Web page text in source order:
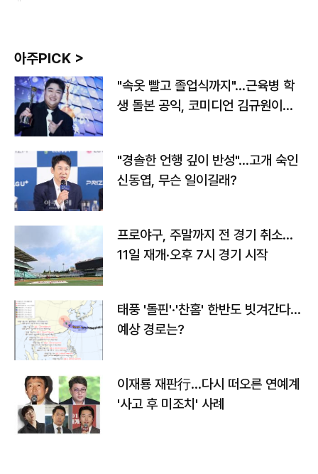
아주PICK >
"속옷 빨고 졸업식까지"…근육병 학
생 돌본 공익, 코미디언 김규원이었
"경솔한 언행 깊이 반성"…고개 숙인
신동엽, 무슨 일이길래?
프로야구, 주말까지 전 경기 취소…
11일 재개·오후 7시 경기 시작
태풍 '돌핀'·'찬홈' 한반도 빗겨간다…
예상 경로는?
이재룡 재판行…다시 떠오른 연예계
'사고 후 미조치' 사례